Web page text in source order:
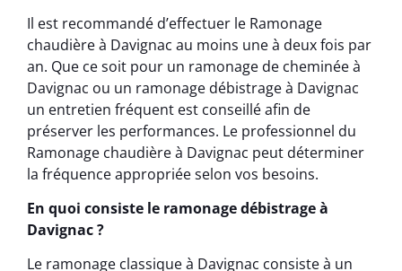
Il est recommandé d’effectuer le Ramonage
chaudière à Davignac au moins une à deux fois par
an. Que ce soit pour un ramonage de cheminée à
Davignac ou un ramonage débistrage à Davignac
un entretien fréquent est conseillé afin de
préserver les performances. Le professionnel du
Ramonage chaudière à Davignac peut déterminer
la fréquence appropriée selon vos besoins.
En quoi consiste le ramonage débistrage à
Davignac ?
Le ramonage classique à Davignac consiste à un